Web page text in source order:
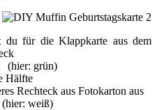
du für die Klappkarte aus dem
(hier: grün)
Hälfte
Rechteck aus Fotokarton aus
weiß)